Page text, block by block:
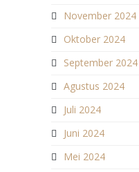
November 2024
Oktober 2024
September 2024
Agustus 2024
Juli 2024
Juni 2024
Mei 2024